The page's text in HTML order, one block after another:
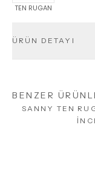
TEN RUGAN
ÜRÜN DETAYI
BENZER
SANNY TEN RUGAN BİLEK KEMER